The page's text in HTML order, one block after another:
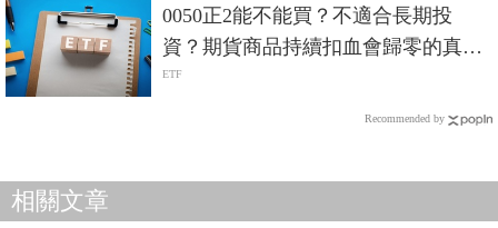
0050正2能不能買？不適合長期投
資？期貨商品持續扣血會歸零的真相
是...
ETF
Recommended by
相關文章